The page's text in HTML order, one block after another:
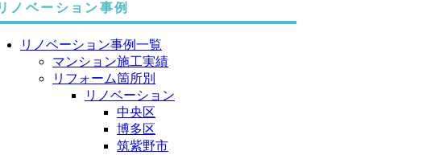
ノベーション事例
リノベーション事例一覧
マンション施工実績
リフォーム箇所別
リノベーション
中央区
博多区
筑紫野市